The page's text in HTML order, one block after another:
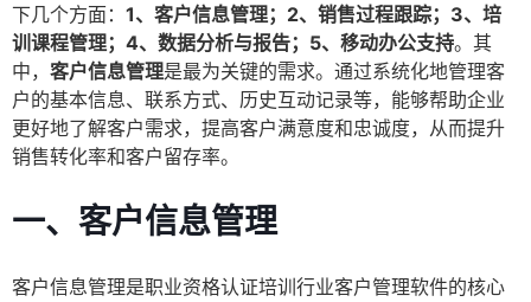
下几个方面： 1、客户信息管理；2、销售过程跟踪；3、培
训课程管理；4、数据分析与报告；5、移动办公支持。其
中， 客户信息管理是最为关键的需求。通过系统化地管理客
户的基本信息、联系方式、历史互动记录等，能够帮助企业
更好地了解客户需求，提高客户满意度和忠诚度，从而提升
销售转化率和客户留存率。
一、客户信息管理
客户信息管理是职业资格认证培训行业客户管理软件的核心